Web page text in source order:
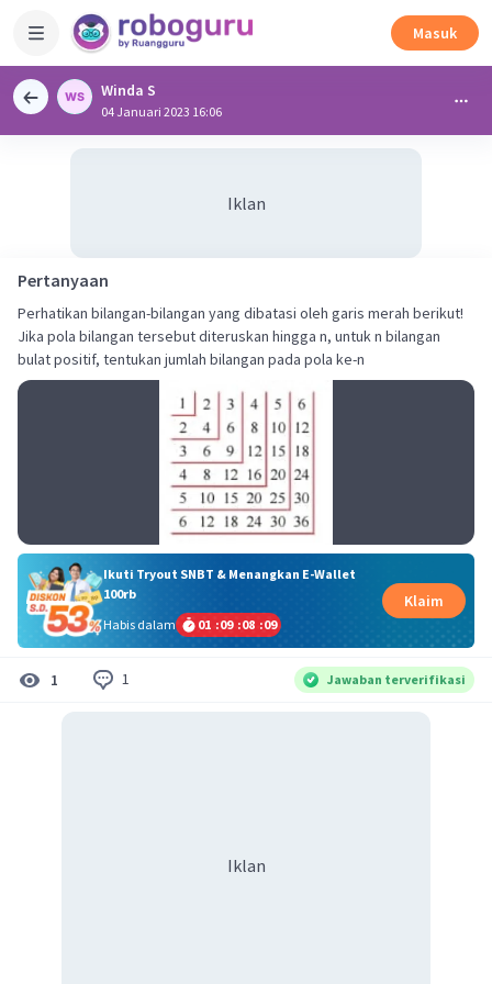
Masuk
Winda S
04 Januari 2023 16:06
Iklan
Pertanyaan
Perhatikan bilangan-bilangan yang dibatasi oleh garis merah berikut!
Jika pola bilangan tersebut diteruskan hingga n, untuk n bilangan
bulat positif, tentukan jumlah bilangan pada pola ke-n
Ikuti Tryout SNBT & Menangkan E-Wallet
100rb
Habis dalam
01 :09 :08 :08
Klaim
1 1 Jawaban terverifikasi
Iklan